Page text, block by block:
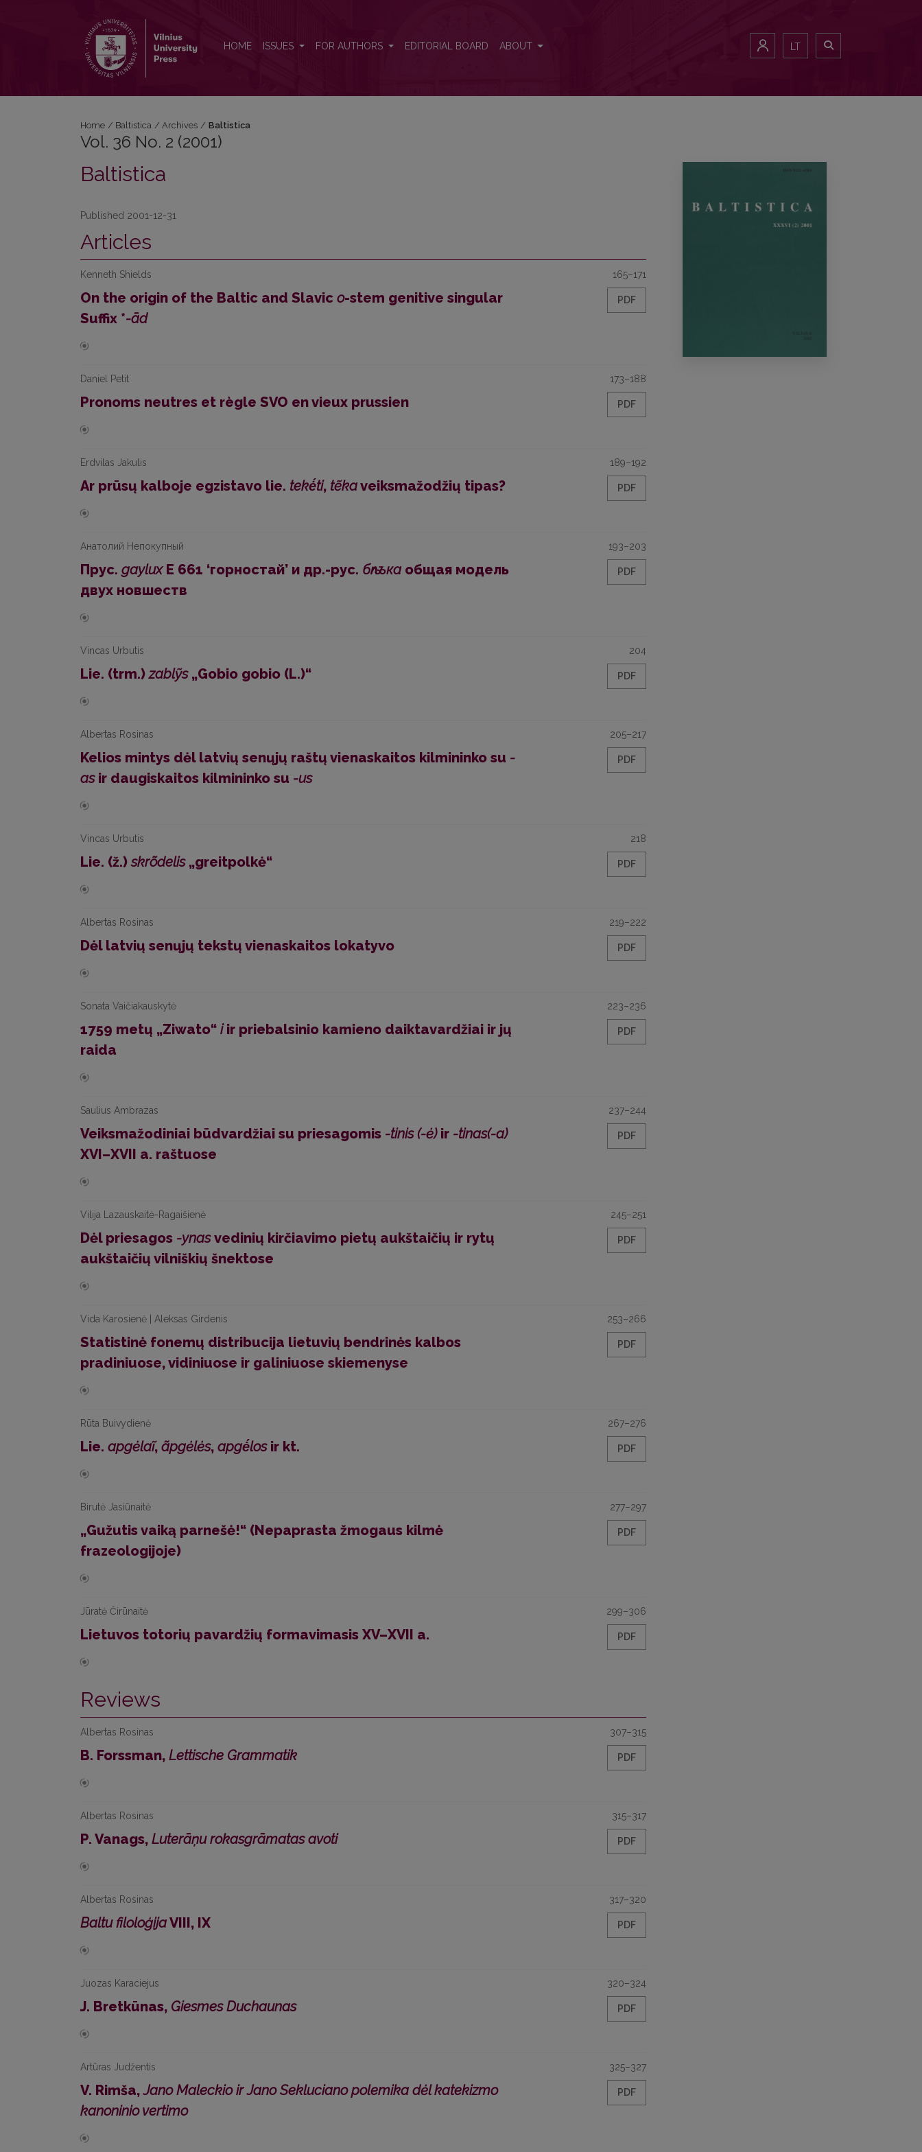
HOME ISSUES FOR AUTHORS EDITORIAL BOARD ABOUT LT
Home / Baltistica / Archives / Baltistica
Vol. 36 No. 2 (2001)
Baltistica
Published 2001-12-31
Articles
Kenneth Shields
On the origin of the Baltic and Slavic o-stem genitive singular
Suffix *-ād
165–171
PDF
Daniel Petit
Pronoms neutres et règle SVO en vieux prussien
173–188
PDF
Erdvilas Jakulis
Ar prūsų kalboje egzistavo lie. tekė́ti, tẽkaveiksmažodžių tipas?
189–192
PDF
Анатолий Непокупный
Прус. gayluxE 661 ‘горностай’ и др.-рус. бѣлъка общая модель
двух новшеств
193–203
PDF
Vincas Urbutis
Lie. (trm.)zablỹs„Gobio gobio (L.)“
204
PDF
Albertas Rosinas
Kelios mintys dėl latvių senųjų raštų vienaskaitos kilmininko su -
asir daugiskaitos kilmininko su -us
205–217
PDF
Vincas Urbutis
Lie. (ž.)skrõdelis„greitpolkė“
218
PDF
Albertas Rosinas
Dėl latvių senųjų tekstų vienaskaitos lokatyvo
219–222
PDF
Sonata Vaičiakauskytė
1759 metų „Ziwato“ iir priebalsinio kamieno daiktavardžiai ir jų
raida
223–236
PDF
Saulius Ambrazas
Veiksmažodiniai būdvardžiai su priesagomis -tinis (-ė)ir -tinas(-a)
XVI–XVII a. raštuose
237–244
PDF
Vilija Lazauskaitė-Ragaišienė
Dėl priesagos -ynasvedinių kirčiavimo pietų aukštaičių ir rytų
aukštaičių vilniškių šnektose
245–251
PDF
Vida Karosienė | Aleksas Girdenis
Statistinė fonemų distribucija lietuvių bendrinės kalbos
pradiniuose, vidiniuose ir galiniuose skiemenyse
253–266
PDF
Rūta Buivydienė
Lie. apgėlaĩ, ãpgėlės, apgė́losir kt.
267–276
PDF
Birutė Jasiūnaitė
„Gužutis vaiką parnešė!“ (Nepaprasta žmogaus kilmė
frazeologijoje)
277–297
PDF
Jūratė Čirūnaitė
Lietuvos totorių pavardžių formavimasis XV–XVII a.
299–306
PDF
Reviews
Albertas Rosinas
B. Forssman, Lettische Grammatik
307–315
PDF
Albertas Rosinas
P. Vanags, Luterāņu rokasgrāmatas avoti
315–317
PDF
Albertas Rosinas
Baltu filoloģijaVIII, IX
317–320
PDF
Juozas Karaciejus
J. Bretkūnas, Giesmes Duchaunas
320–324
PDF
Artūras Judžentis
V. Rimša,Jano Maleckio ir Jano Sekluciano polemika dėl katekizmo
kanoninio vertimo
325–327
PDF